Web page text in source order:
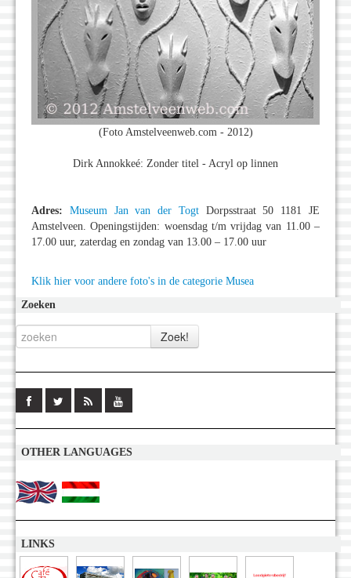
(Foto Amstelveenweb.com - 2012)
Dirk Annokkeé: Zonder titel - Acryl op linnen
Adres: Museum Jan van der TogtDorpsstraat 50 1181 JE
Amstelveen. Openingstijden: woensdag t/m vrijdag van 11.00 –
17.00 uur, zaterdag en zondag van 13.00 – 17.00 uur
Klik hier voor andere foto's in de categorie Musea
Zoeken
OTHER LANGUAGES
LINKS